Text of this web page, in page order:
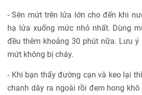
- Sên mứt trên lửa lớn cho đến khi
hạ lửa xuống mức nhỏ nhất. Dùng
đều thêm khoảng 30 phút nữa. Lưu
mứt không bị cháy.
- Khi bạn thấy đường cạn và keo lại
chanh dây ra ngoài rồi đem hong